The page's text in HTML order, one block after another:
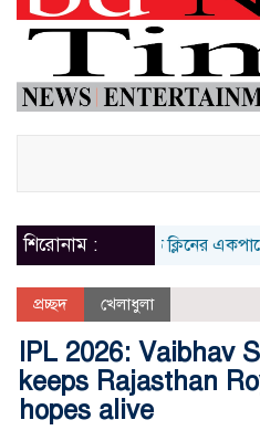
শিরোনাম :
কালিয়াকৈরে বিডি ক্লিনের একপাশে
প্রচ্ছদ খেলাধুলা
IPL 2026: Vaibhav
keeps Rajasthan
hopes alive